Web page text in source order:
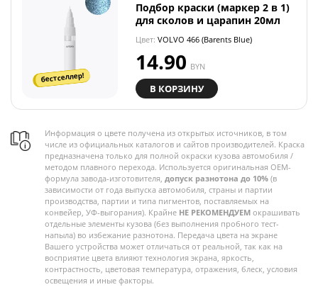
бестселлер!
Подбор краски (маркер 2 в 1)
для сколов и царапин 20мл
Цвет: VOLVO 466 (Barents Blue)
14.90 BYN
В КОРЗИНУ
Информация о цвете получена из открытых источников, в том
числе из официальных каталогов и сайтов производителей. Краска
предназначена только для полной окраски кузова автомобиля /
методом плавного перехода. Используется оригинальная OEM-
формула завода-изготовителя, допуск разнотона до 10% (в
зависимости от года выпуска автомобиля, страны и партии
производства, партии и типа пигментов, поставляемых на
конвейер, УФ-выгорания). Крайне НЕ РЕКОМЕНДУЕМ окрашивать
отдельные элементы кузова (без выполнения пробного тест-
напыла) во избежание разнотона. Передача цвета на экране
Вашего устройства может отличаться от реальной, так как на
восприятие цвета влияют технология экрана, яркость,
контрастность, цветовая температура, отражения, блеск, условия
освещения и иные факторы.